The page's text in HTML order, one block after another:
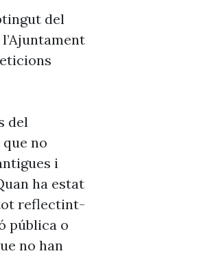
del
del
no
i
ha estat
tot reflectint-
pública o
no han